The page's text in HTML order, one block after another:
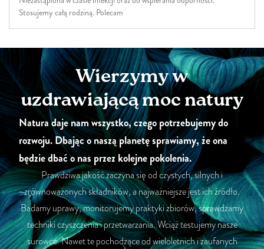
Stosujemy całą rodziną. Polecam
Wierzymy w
uzdrawiającą moc natury
Natura daje nam wszystko, czego potrzebujemy do
rozwoju. Dbając o naszą planetę sprawiamy, że ona
będzie dbać o nas przez kolejne pokolenia.
Prawdziwa jakość zaczyna się od czystych, silnych i
zrównoważonych składników, a najważniejsze jest ich źródło.
Badamy uprawy, monitorujemy praktyki zbiorów, sprawdzamy
techniki czyszczenia i przetwarzania. Wciąż testujemy nasze
surowce. Nawet te pochodzące od wieloletnich i zaufanych